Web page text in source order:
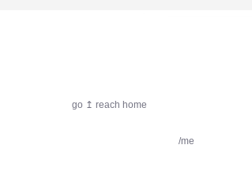
go ↥ reach home
/me